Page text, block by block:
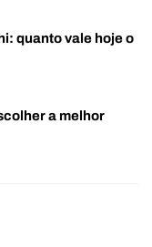
quanto vale hoje o
a melhor